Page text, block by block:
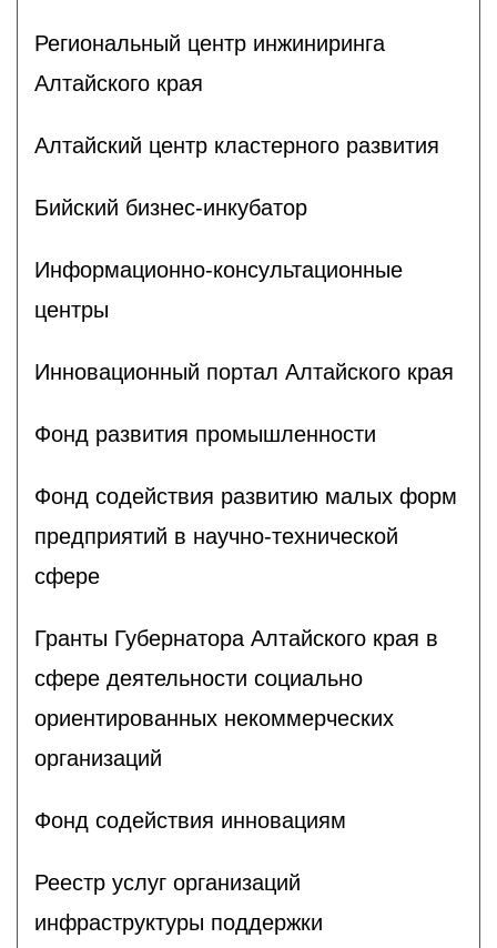
Региональный центр инжиниринга
Алтайского края
Алтайский центр кластерного развития
Бийский бизнес-инкубатор
Информационно-консультационные
центры
Инновационный портал Алтайского края
Фонд развития промышленности
Фонд содействия развитию малых форм
предприятий в научно-технической
сфере
Гранты Губернатора Алтайского края в
сфере деятельности социально
ориентированных некоммерческих
организаций
Фонд содействия инновациям
Реестр услуг организаций
инфраструктуры поддержки